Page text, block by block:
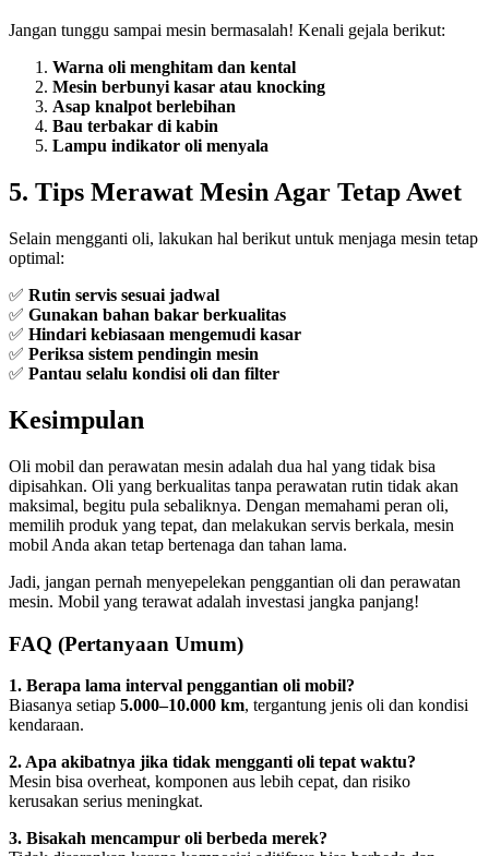
Jangan tunggu sampai mesin bermasalah! Kenali gejala berikut:
Warna oli menghitam dan kental
Mesin berbunyi kasar atau knocking
Asap knalpot berlebihan
Bau terbakar di kabin
Lampu indikator oli menyala
5. Tips Merawat Mesin Agar Tetap Awet
Selain mengganti oli, lakukan hal berikut untuk menjaga mesin tetap
optimal:
✅ Rutin servis sesuai jadwal
✅ Gunakan bahan bakar berkualitas
✅ Hindari kebiasaan mengemudi kasar
✅ Periksa sistem pendingin mesin
✅ Pantau selalu kondisi oli dan filter
Kesimpulan
Oli mobil dan perawatan mesin adalah dua hal yang tidak bisa
dipisahkan. Oli yang berkualitas tanpa perawatan rutin tidak akan
maksimal, begitu pula sebaliknya. Dengan memahami peran oli,
memilih produk yang tepat, dan melakukan servis berkala, mesin
mobil Anda akan tetap bertenaga dan tahan lama.
Jadi, jangan pernah menyepelekan penggantian oli dan perawatan
mesin. Mobil yang terawat adalah investasi jangka panjang!
FAQ (Pertanyaan Umum)
1. Berapa lama interval penggantian oli mobil?
Biasanya setiap 5.000–10.000 km, tergantung jenis oli dan kondisi
kendaraan.
2. Apa akibatnya jika tidak mengganti oli tepat waktu?
Mesin bisa overheat, komponen aus lebih cepat, dan risiko
kerusakan serius meningkat.
3. Bisakah mencampur oli berbeda merek?